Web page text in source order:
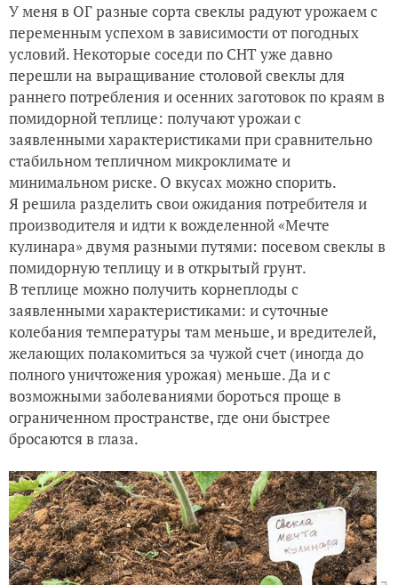
У меня в ОГ разные сорта свеклы радуют урожаем с
переменным успехом в зависимости от погодных
условий. Некоторые соседи по СНТ уже давно
перешли на выращивание столовой свеклы для
раннего потребления и осенних заготовок по краям в
помидорной теплице: получают урожаи с
заявленными характеристиками при сравнительно
стабильном тепличном микроклимате и
минимальном риске. О вкусах можно спорить.
Я решила разделить свои ожидания потребителя и
производителя и идти к вожделенной «Мечте
кулинара» двумя разными путями: посевом свеклы в
помидорную теплицу и в открытый грунт.
В теплице можно получить корнеплоды с
заявленными характеристиками: и суточные
колебания температуры там меньше, и вредителей,
желающих полакомиться за чужой счет (иногда до
полного уничтожения урожая) меньше. Да и с
возможными заболеваниями бороться проще в
ограниченном пространстве, где они быстрее
бросаются в глаза.